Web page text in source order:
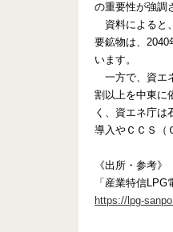
の重要性が強調
資料によると
要鉱物は、
います。
一方で、資エ
割以上を中東に
く、資エネ庁は
導入やＣＣＳ（
《出所・参考》
「産業特信LPG
https://lpg-